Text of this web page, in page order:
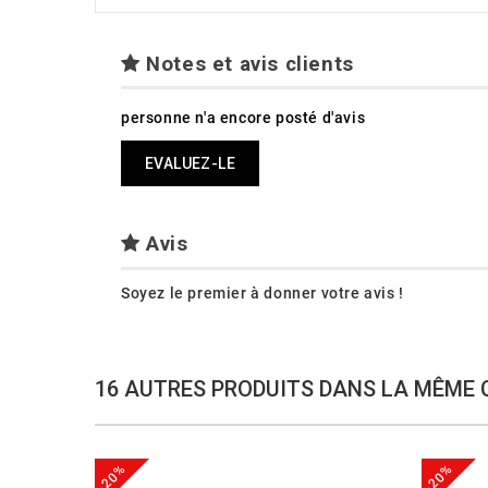
Notes et avis clients
personne n'a encore posté d'avis
EVALUEZ-LE
Avis
Soyez le premier à donner votre avis !
16 AUTRES PRODUITS DANS LA MÊME
-20% -20%